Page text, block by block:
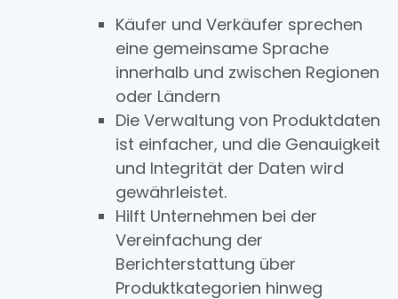
Käufer und Verkäufer sprechen
eine gemeinsame Sprache
innerhalb und zwischen Regionen
oder Ländern
Die Verwaltung von Produktdaten
ist einfacher, und die Genauigkeit
und Integrität der Daten wird
gewährleistet.
Hilft Unternehmen bei der
Vereinfachung der
Berichterstattung über
Produktkategorien hinweg